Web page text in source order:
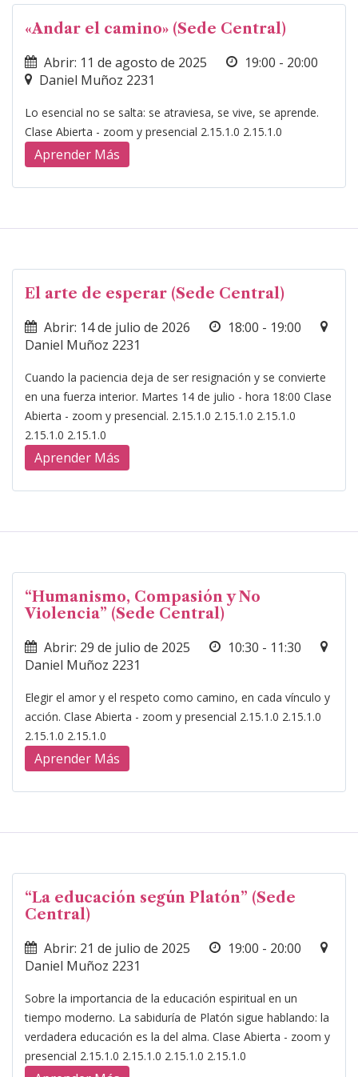
«Andar el camino» (Sede Central)
Abrir: 11 de agosto de 2025
19:00 - 20:00
Daniel Muñoz 2231
Lo esencial no se salta: se atraviesa, se vive, se aprende.
Clase Abierta - zoom y presencial 2.15.1.0 2.15.1.0
Aprender Más
El arte de esperar (Sede Central)
Abrir: 14 de julio de 2026
18:00 - 19:00
Daniel Muñoz 2231
Cuando la paciencia deja de ser resignación y se convierte
en una fuerza interior. Martes 14 de julio - hora 18:00 Clase
Abierta - zoom y presencial. 2.15.1.0 2.15.1.0 2.15.1.0
2.15.1.0 2.15.1.0
Aprender Más
“Humanismo, Compasión y No
Violencia” (Sede Central)
Abrir: 29 de julio de 2025
10:30 - 11:30
Daniel Muñoz 2231
Elegir el amor y el respeto como camino, en cada vínculo y
acción. Clase Abierta - zoom y presencial 2.15.1.0 2.15.1.0
2.15.1.0 2.15.1.0
Aprender Más
“La educación según Platón” (Sede
Central)
Abrir: 21 de julio de 2025
19:00 - 20:00
Daniel Muñoz 2231
Sobre la importancia de la educación espiritual en un
tiempo moderno. La sabiduría de Platón sigue hablando: la
verdadera educación es la del alma. Clase Abierta - zoom y
presencial 2.15.1.0 2.15.1.0 2.15.1.0 2.15.1.0